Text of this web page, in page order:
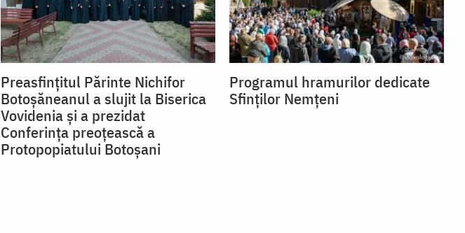
Preasfințitul Părinte Nichifor
Botoșăneanul a slujit la Biserica
Vovidenia și a prezidat
Conferința preoțească a
Protopopiatului Botoșani
Programul hramurilor dedicate
Sfinților Nemțeni